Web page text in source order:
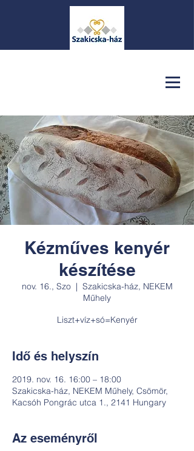
Kézműves kenyér
készítése
nov. 16., Szo
  |
Szakicska-ház, NEKEM
Műhely
Liszt+víz+só=Kenyér
Idő és helyszín
2019. nov. 16. 16:00 – 18:00
Szakicska-ház, NEKEM Műhely, Csömör,
Kacsóh Pongrác utca 1., 2141 Hungary
Az eseményről